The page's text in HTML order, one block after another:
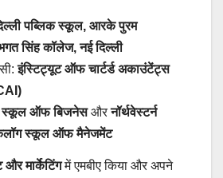
पब्लिक स्कूल, आरके पुरम
सिंह कॉलेज, नई दिल्ली
इंस्टिट्यूट ऑफ चार्टर्ड अकाउंटेंट्स
स्कूल ऑफ बिजनेसऔरनॉर्थवेस्टर्न
केलॉग स्कूल ऑफ मैनेजमेंट
मार्केटिंगमें एमबीए किया और अपने